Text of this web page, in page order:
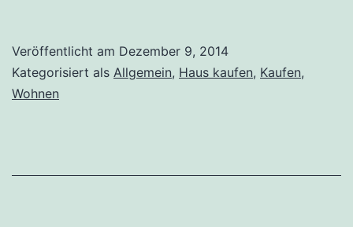
Veröffentlicht am Dezember 9, 2014
Kategorisiert als Allgemein, Haus kaufen, Kaufen,
Wohnen